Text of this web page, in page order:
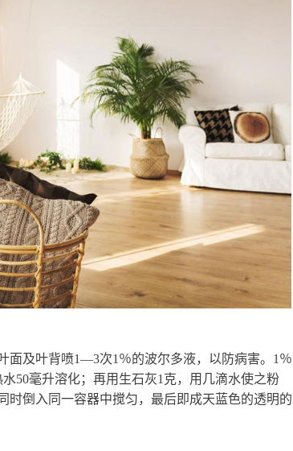
面及叶背喷1—3次1％的波尔多液，以防病害。1％
50毫升溶化；再用生石灰1克，用几滴水使之粉
时倒入同一容器中搅匀，最后即成天蓝色的透明的